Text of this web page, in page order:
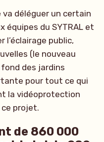
déléguer un certain
équipes du SYTRAL et
l’éclairage public,
(le nouveau
des jardins
pour tout ce qui
la vidéoprotection
ce projet.
de 860 000